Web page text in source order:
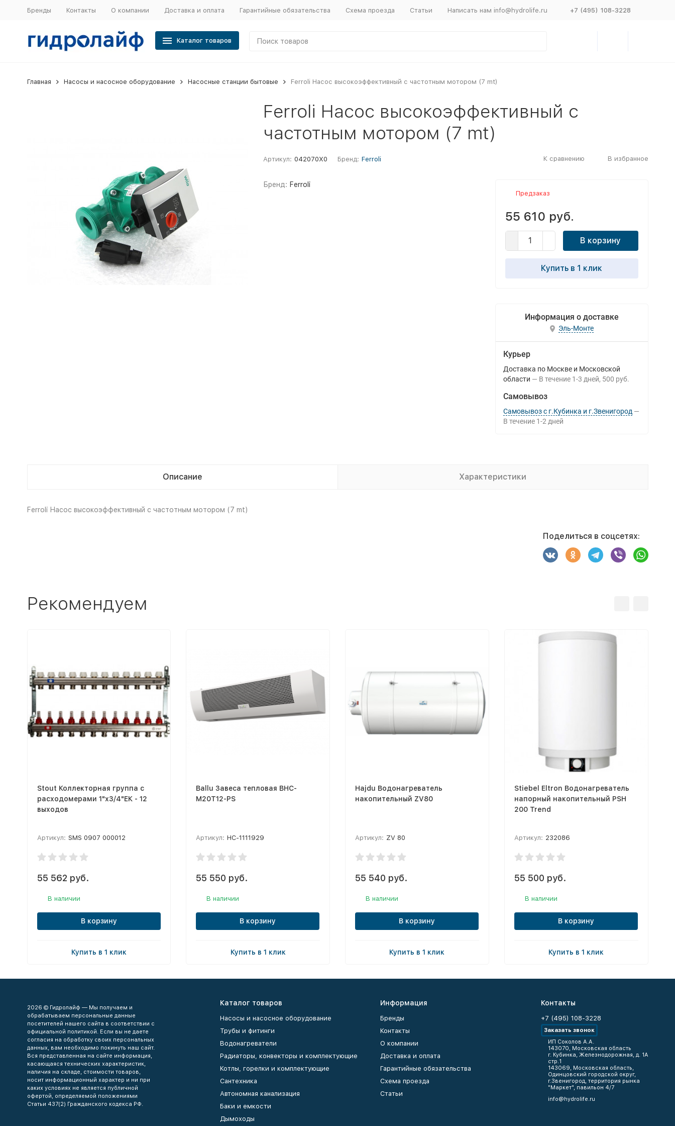
Бренды Контакты О компании Доставка и оплата Гарантийные обязательства Схема проезда Статьи Написать нам info@hydrolife.ru +7 (495) 108-3228
Каталог товаров
Главная Насосы и насосное оборудование Насосные станции бытовые Ferroli Насос высокоэффективный с частотным мотором (7 mt)
Ferroli Насос высокоэффективный с
частотным мотором (7 mt)
Артикул: 042070X0 Бренд: Ferroli К сравнению В избранное
Бренд: Ferroli
Предзаказ
55 610 руб.
В корзину
Купить в 1 клик
Информация о доставке
Эль-Монте
Курьер
Доставка по Москве и Московской
области
В течение 1-3 дней 500 руб.
Самовывоз
Самовывоз с г.Кубинка и г.Звенигород
В течение 1-2 дней
Описание Характеристики
Ferroli Насос высокоэффективный с частотным мотором (7 mt)
Поделиться в соцсетях:
Рекомендуем
Stout Коллекторная группа с
расходомерами 1"x3/4"ЕК - 12
выходов
Артикул: SMS 0907 000012
55 562 руб.
В наличии
В корзину
Купить в 1 клик
Ballu Завеса тепловая BHC-
M20T12-PS
Артикул: НС-1111929
55 550 руб.
В наличии
В корзину
Купить в 1 клик
Hajdu Водонагреватель
накопительный ZV80
Артикул: ZV 80
55 540 руб.
В наличии
В корзину
Купить в 1 клик
Stiebel Eltron Водонагреватель
напорный накопительный PSH
200 Trend
Артикул: 232086
55 500 руб.
В наличии
В корзину
Купить в 1 клик
2026 © Гидролайф — Мы получаем и
обрабатываем персональные данные
посетителей нашего сайта в соответствии с
официальной политикой. Если вы не даете
согласия на обработку своих персональных
данных, вам необходимо покинуть наш сайт.
Вся представленная на сайте информация,
касающаяся технических характеристик,
наличия на складе, стоимости товаров,
носит информационный характер и ни при
каких условиях не является публичной
офертой, определяемой положениями
Статьи 437(2) Гражданского кодекса РФ.
Каталог товаров
Насосы и насосное оборудование
Трубы и фитинги
Водонагреватели
Радиаторы, конвекторы и комплектующие
Котлы, горелки и комплектующие
Сантехника
Автономная канализация
Баки и емкости
Дымоходы
Информация
Бренды
Контакты
О компании
Доставка и оплата
Гарантийные обязательства
Схема проезда
Статьи
Контакты
+7 (495) 108-3228
Заказать звонок
ИП Соколов А.А.
143070, Московская область
г. Кубинка, Железнодорожная, д. 1А
стр.1
143069, Московская область,
Одинцовский городской округ,
г.Звенигород, территория рынка
"Маркет", павильон 4/7
info@hydrolife.ru